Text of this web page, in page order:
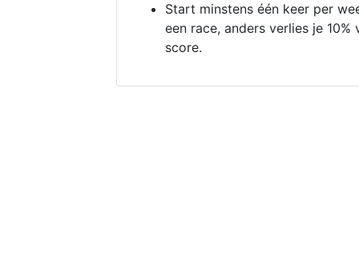
Start minstens één keer per
een race, anders verlies je 10%
score.